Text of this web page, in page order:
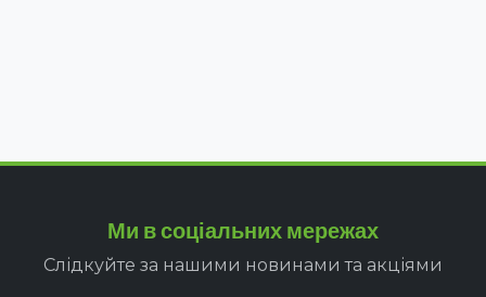
Ми в соціальних мережах
Слідкуйте за нашими новинами та акціями